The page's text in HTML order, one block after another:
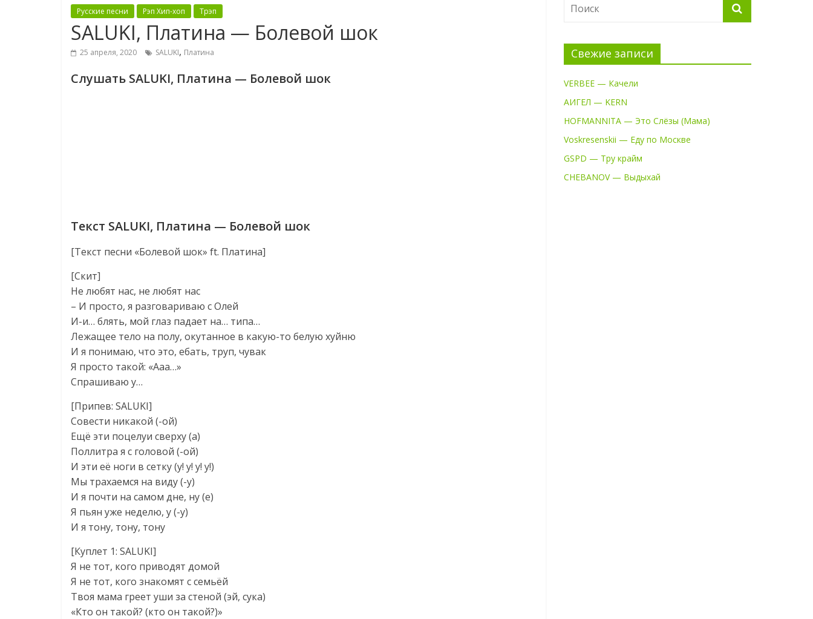
Русские песни Рэп Хип-хоп Трэп
SALUKI, Платина — Болевой шок
25 апреля, 2020 SALUKI, Платина
Слушать SALUKI, Платина — Болевой шок
Текст SALUKI, Платина — Болевой шок
[Текст песни «Болевой шок» ft. Платина]
[Скит]
Не любят нас, не любят нас
– И просто, я разговариваю с Олей
И-и… блять, мой глаз падает на… типа…
Лежащее тело на полу, окутанное в какую-то белую хуйню
И я понимаю, что это, ебать, труп, чувак
Я просто такой: «Ааа…»
Спрашиваю у…
[Припев: SALUKI]
Совести никакой (-ой)
Ещё эти поцелуи сверху (а)
Поллитра я с головой (-ой)
И эти её ноги в сетку (у! у! у! у!)
Мы трахаемся на виду (-у)
И я почти на самом дне, ну (е)
Я пьян уже неделю, у (-у)
И я тону, тону, тону
[Куплет 1: SALUKI]
Я не тот, кого приводят домой
Я не тот, кого знакомят с семьёй
Твоя мама греет уши за стеной (эй, сука)
«Кто он такой? (кто он такой?)»
Свежие записи
VERBEE — Качели
АИГЕЛ — KERN
HOFMANNITA — Это Слёзы (Мама)
Voskresenskii — Еду по Москве
GSPD — Тру крайм
CHEBANOV — Выдыхай